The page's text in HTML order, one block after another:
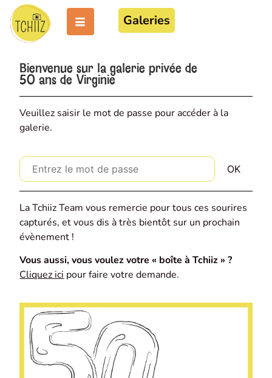
Galeries
Bienvenue sur la galerie privée de
50 ans de Virginie
Veuillez saisir le mot de passe pour accéder à la
galerie.
La Tchiiz Team vous remercie pour tous ces sourires
capturés, et vous dis à très bientôt sur un prochain
évènement !
Vous aussi, vous voulez votre « boîte à Tchiiz » ?
Cliquez ici pour faire votre demande.